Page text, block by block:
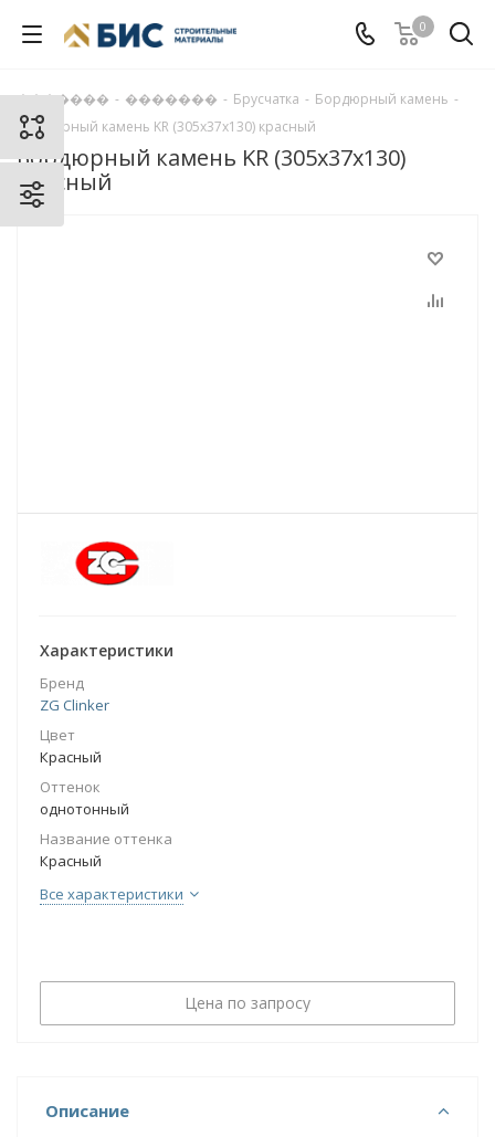
0
������� - ������� - Брусчатка - Бордюрный камень -
Бордюрный камень KR (305х37х130) красный
Бордюрный камень KR (305х37х130)
красный
Характеристики
Бренд
ZG Clinker
Цвет
Красный
Оттенок
однотонный
Название оттенка
Красный
Все характеристики
Цена по запросу
Описание